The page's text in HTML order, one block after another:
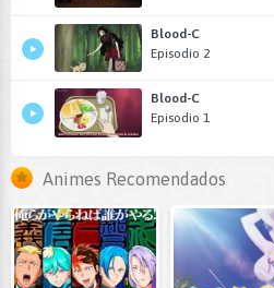
Blood-C
Episodio 2
Blood-C
Episodio 1
Animes Recomendados